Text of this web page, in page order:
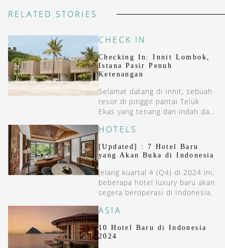
RELATED STORIES
CHECK IN
Checking In: Innit Lombok,
Istana Pasir Penuh
Ketenangan
Selamat datang di Innit, sebuah
resor di pinggir pantai Teluk
Ekas yang tenang dan indah dan
definition of hidden gem yang
indah dan menenangkan.
HOTELS
[Updated] : 7 Hotel Baru
yang Akan Buka di Indonesia
Jelang kuartal 4 (Q4) di 2024 ini,
beberapa hotel luxury baru akan
segera beroperasi di Indonesia.
ASIA
10 Hotel Baru di Indonesia
2024